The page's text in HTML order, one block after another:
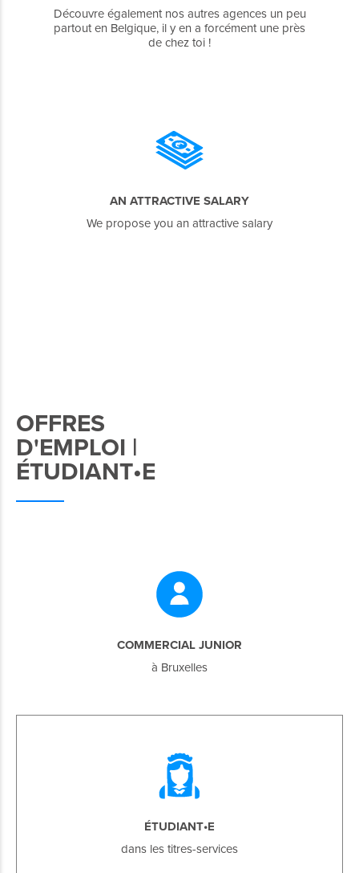
Découvre également nos autres agences un peu
partout en Belgique, il y en a forcément une près
de chez toi !
AN ATTRACTIVE SALARY
We propose you an attractive salary
OFFRES
D'EMPLOI |
ÉTUDIANT•E
COMMERCIAL JUNIOR
à Bruxelles
ÉTUDIANT•E
dans les titres-services